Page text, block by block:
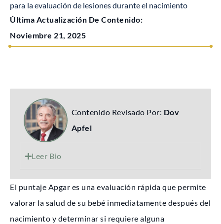
para la evaluación de lesiones durante el nacimiento
Última Actualización De Contenido:
Noviembre 21, 2025
Contenido Revisado Por: Dov
Apfel
Leer Bio
El puntaje Apgar es una evaluación rápida que permite
valorar la salud de su bebé inmediatamente después del
nacimiento y determinar si requiere alguna